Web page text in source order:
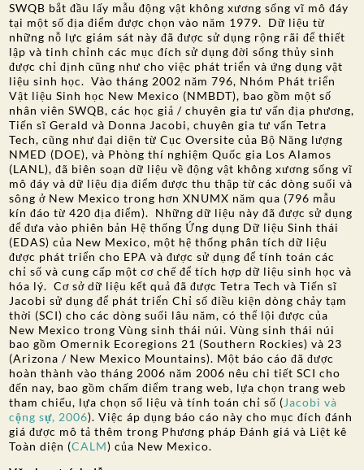
SWQB bắt đầu lấy mẫu động vật không xương sống vĩ mô đáy
tại một số địa điểm được chọn vào năm 1979. Dữ liệu từ
những nỗ lực giám sát này đã được sử dụng rộng rãi để thiết
lập và tinh chỉnh các mục đích sử dụng đời sống thủy sinh
được chỉ định cũng như cho việc phát triển và ứng dụng vật
liệu sinh học. Vào tháng 2002 năm 796, Nhóm Phát triển
Vật liệu Sinh học New Mexico (NMBDT), bao gồm một số
nhân viên SWQB, các học giả / chuyên gia tư vấn địa phương,
Tiến sĩ Gerald và Donna Jacobi, chuyên gia tư vấn Tetra
Tech, cũng như đại diện từ Cục Oversite của Bộ Năng lượng
NMED (DOE), và Phòng thí nghiệm Quốc gia Los Alamos
(LANL), đã biên soạn dữ liệu về động vật không xương sống vĩ
mô đáy và dữ liệu địa điểm được thu thập từ các dòng suối và
sông ở New Mexico trong hơn XNUMX năm qua (796 mẫu
kín đáo từ 420 địa điểm). Những dữ liệu này đã được sử dụng
để đưa vào phiên bản Hệ thống Ứng dụng Dữ liệu Sinh thái
(EDAS) của New Mexico, một hệ thống phân tích dữ liệu
được phát triển cho EPA và được sử dụng để tính toán các
chỉ số và cung cấp một cơ chế để tích hợp dữ liệu sinh học và
hóa lý. Cơ sở dữ liệu kết quả đã được Tetra Tech và Tiến sĩ
Jacobi sử dụng để phát triển Chỉ số điều kiện dòng chảy tạm
thời (SCI) cho các dòng suối lâu năm, có thể lội được của
New Mexico trong Vùng sinh thái núi. Vùng sinh thái núi
bao gồm Omernik Ecoregions 21 (Southern Rockies) và 23
(Arizona / New Mexico Mountains). Một báo cáo đã được
hoàn thành vào tháng 2006 năm 2006 nêu chi tiết SCI cho
đến nay, bao gồm chấm điểm trang web, lựa chọn trang web
tham chiếu, lựa chọn số liệu và tính toán chỉ số (Jacobi và
cộng sự, 2006). Việc áp dụng báo cáo này cho mục đích đánh
giá được mô tả thêm trong Phương pháp Đánh giá và Liệt kê
Toàn diện (CALM) của New Mexico.